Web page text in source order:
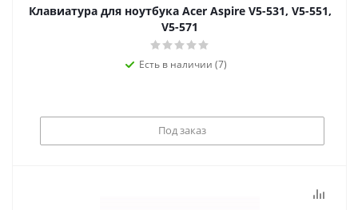
Клавиатура для ноутбука Acer Aspire V5-531, V5-551,
V5-571
Есть в наличии (7)
Под заказ